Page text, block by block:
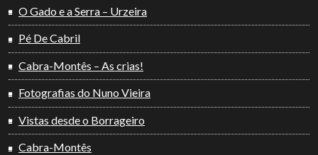
O Gado e a Serra – Urzeira
Pé De Cabril
Cabra-Montês – As crias!
Fotografias do Nuno Vieira
Vistas desde o Borrageiro
Cabra-Montês